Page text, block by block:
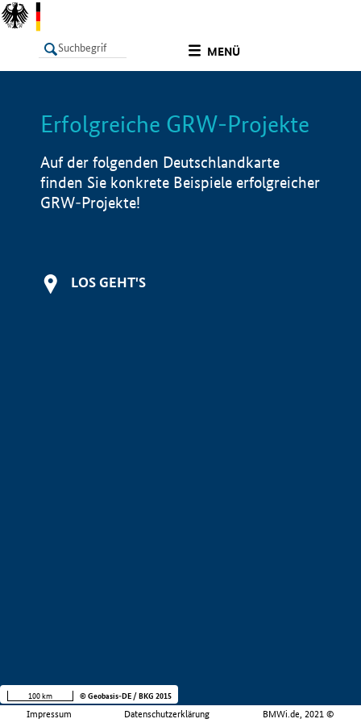
MENÜ
LISTE Info
Erfolgreiche GRW-Projekte
Auf der folgenden Deutschlandkarte
finden Sie konkrete Beispiele erfolgreicher
GRW-Projekte!
LOS GEHT'S
Impressum Datenschutzerklärung BMWi.de, 2021 ©
100 km © Geobasis-DE / BKG 2015